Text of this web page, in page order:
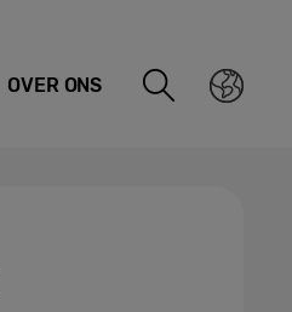
OVER ONS